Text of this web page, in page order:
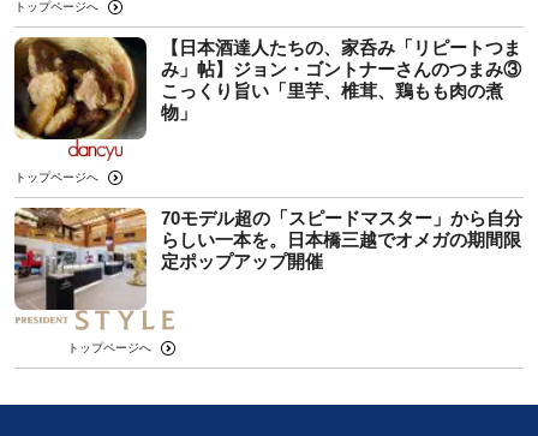
トップページへ
【日本酒達人たちの、家呑み「リピートつま
み」帖】ジョン・ゴントナーさんのつまみ③
こっくり旨い「里芋、椎茸、鶏もも肉の煮
物」
トップページへ
70モデル超の「スピードマスター」から自分
らしい一本を。日本橋三越でオメガの期間限
定ポップアップ開催
トップページへ